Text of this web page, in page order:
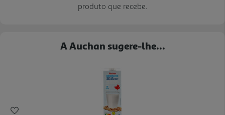
produto que recebe.
A Auchan sugere-lhe...